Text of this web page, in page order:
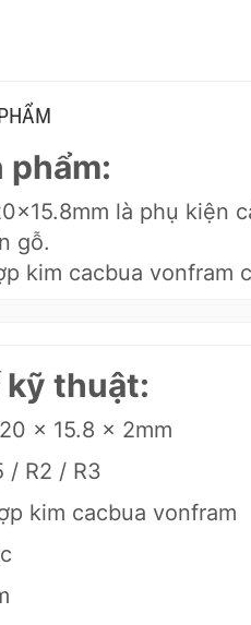
phẩm:
là phụ kiện
gỗ.
kim cacbua vonfram
kỹ thuật:
x 15.8 x 2mm
/ R2 / R3
kim cacbua vonfram